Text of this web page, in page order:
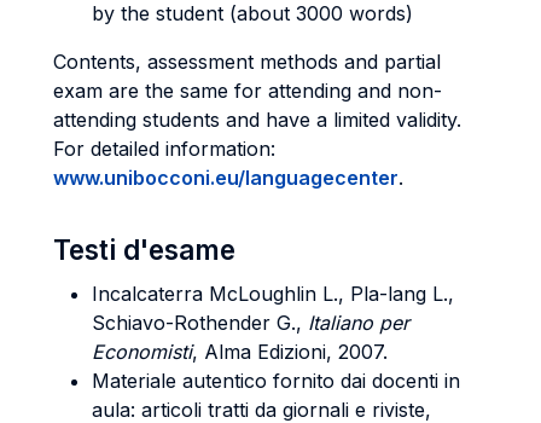
by the student (about 3000 words)
Contents, assessment methods and partial
exam are the same for attending and non-
attending students and have a limited validity.
For detailed information:
www.unibocconi.eu/languagecenter.
Testi d'esame
Incalcaterra McLoughlin L., Pla-lang L.,
Schiavo-Rothender G., Italiano per
Economisti, Alma Edizioni, 2007.
Materiale autentico fornito dai docenti in
aula: articoli tratti da giornali e riviste,